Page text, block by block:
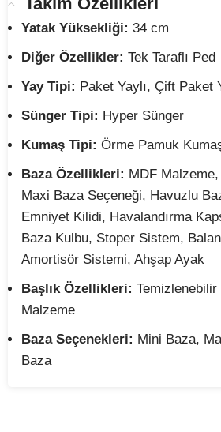
Yatak Yüksekliği: 34 cm
Diğer Özellikler: Tek Taraflı Ped
Yay Tipi: Paket Yaylı, Çift Paket
Sünger Tipi: Hyper Sünger
Kumaş Tipi: Örme Pamuk
Baza Özellikleri: MDF
Maxi Baza Seçeneği, Havuzlu
Emniyet Kilidi, Havalandırma
Baza Kulbu, Stoper Sistem,
Amortisör Sistemi, Ahşap Ayak
Başlık Özellikleri:Temizlenebilir
Malzeme
Baza Seçenekleri: Mini Baza,
Baza